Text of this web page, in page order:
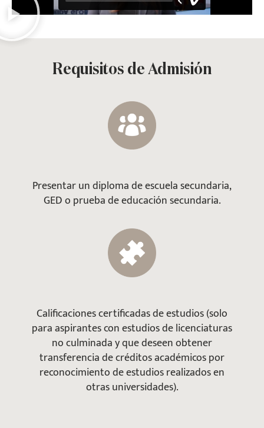
Requisitos de Admisión
Presentar un diploma de escuela secundaria,
GED o prueba de educación secundaria.
Calificaciones certificadas de estudios (solo
para aspirantes con estudios de licenciaturas
no culminada y que deseen obtener
transferencia de créditos académicos por
reconocimiento de estudios realizados en
otras universidades).